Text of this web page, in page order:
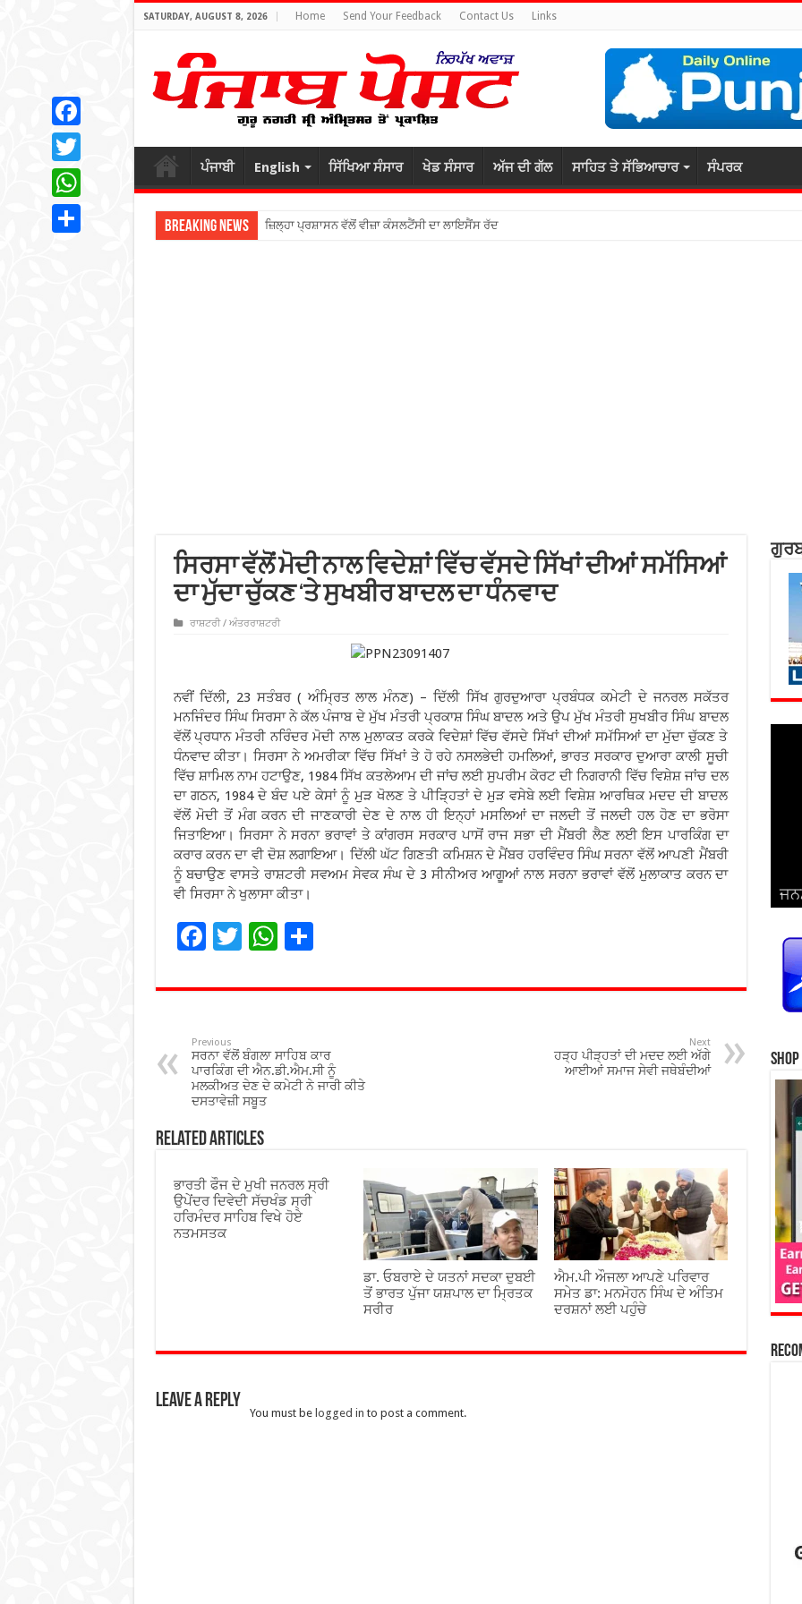
SATURDAY, AUGUST 8, 2026 Home Send Your Feedback Contact Us Links
ਪੰਜਾਬੀ English ਸਿੱਖਿਆ ਸੰਸਾਰ ਖੇਡ ਸੰਸਾਰ ਅੱਜ ਦੀ ਗੱਲ ਸਾਹਿਤ ਤੇ ਸੱਭਿਆਚਾਰ ਸੰਪਰਕ
Breaking News ਜ਼ਿਲ੍ਹਾ ਪ੍ਰਸ਼ਾਸਨ ਵੱਲੋਂ ਵੀਜ਼ਾ ਕੰਸਲਟੈਂਸੀ ਦਾ ਲਾਇਸੈਂਸ ਰੱਦ
ਸਿਰਸਾ ਵੱਲੋਂ ਮੋਦੀ ਨਾਲ ਵਿਦੇਸ਼ਾਂ ਵਿੱਚ ਵੱਸਦੇ ਸਿੱਖਾਂ ਦੀਆਂ ਸਮੱਸਿਆਂ
ਦਾ ਮੁੱਦਾ ਚੁੱਕਣ ‘ਤੇ ਸੁਖਬੀਰ ਬਾਦਲ ਦਾ ਧੰਨਵਾਦ
ਰਾਸ਼ਟਰੀ / ਅੰਤਰਰਾਸ਼ਟਰੀ
ਨਵੀਂ ਦਿੱਲੀ, 23 ਸਤੰਬਰ ( ਅੰਮ੍ਰਿਤ ਲਾਲ ਮੰਨਣ) – ਦਿੱਲੀ ਸਿੱਖ ਗੁਰਦੁਆਰਾ ਪ੍ਰਬੰਧਕ ਕਮੇਟੀ ਦੇ ਜਨਰਲ ਸਕੱਤਰ
ਮਨਜਿੰਦਰ ਸਿੰਘ ਸਿਰਸਾ ਨੇ ਕੱਲ ਪੰਜਾਬ ਦੇ ਮੁੱਖ ਮੰਤਰੀ ਪ੍ਰਕਾਸ਼ ਸਿੰਘ ਬਾਦਲ ਅਤੇ ਉਪ ਮੁੱਖ ਮੰਤਰੀ ਸੁਖਬੀਰ ਸਿੰਘ ਬਾਦਲ
ਵੱਲੋਂ ਪ੍ਰਧਾਨ ਮੰਤਰੀ ਨਰਿੰਦਰ ਮੋਦੀ ਨਾਲ ਮੁਲਾਕਤ ਕਰਕੇ ਵਿਦੇਸ਼ਾਂ ਵਿੱਚ ਵੱਸਦੇ ਸਿੱਖਾਂ ਦੀਆਂ ਸਮੱਸਿਆਂ ਦਾ ਮੁੱਦਾ ਚੁੱਕਣ ਤੇ
ਧੰਨਵਾਦ ਕੀਤਾ। ਸਿਰਸਾ ਨੇ ਅਮਰੀਕਾ ਵਿੱਚ ਸਿੱਖਾਂ ਤੇ ਹੋ ਰਹੇ ਨਸਲਭੇਦੀ ਹਮਲਿਆਂ, ਭਾਰਤ ਸਰਕਾਰ ਦੁਆਰਾ ਕਾਲੀ ਸੂਚੀ
ਵਿੱਚ ਸ਼ਾਮਿਲ ਨਾਮ ਹਟਾਉਣ, 1984 ਸਿੱਖ ਕਤਲੇਆਮ ਦੀ ਜਾਂਚ ਲਈ ਸੁਪਰੀਮ ਕੋਰਟ ਦੀ ਨਿਗਰਾਨੀ ਵਿੱਚ ਵਿਸ਼ੇਸ਼ ਜਾਂਚ ਦਲ
ਦਾ ਗਠਨ, 1984 ਦੇ ਬੰਦ ਪਏ ਕੇਸਾਂ ਨੂੰ ਮੁੜ ਖੋਲਣ ਤੇ ਪੀੜ੍ਹਿਤਾਂ ਦੇ ਮੁੜ ਵਸੇਬੇ ਲਈ ਵਿਸ਼ੇਸ਼ ਆਰਥਿਕ ਮਦਦ ਦੀ ਬਾਦਲ
ਵੱਲੋਂ ਮੋਦੀ ਤੋਂ ਮੰਗ ਕਰਨ ਦੀ ਜਾਣਕਾਰੀ ਦੇਣ ਦੇ ਨਾਲ ਹੀ ਇਨ੍ਹਾਂ ਮਸਲਿਆਂ ਦਾ ਜਲਦੀ ਤੋਂ ਜਲਦੀ ਹਲ ਹੋਣ ਦਾ ਭਰੋਸਾ
ਜਿਤਾਇਆ। ਸਿਰਸਾ ਨੇ ਸਰਨਾ ਭਰਾਵਾਂ ਤੇ ਕਾਂਗਰਸ ਸਰਕਾਰ ਪਾਸੋਂ ਰਾਜ ਸਭਾ ਦੀ ਮੈਂਬਰੀ ਲੈਣ ਲਈ ਇਸ ਪਾਰਕਿੰਗ ਦਾ
ਕਰਾਰ ਕਰਨ ਦਾ ਵੀ ਦੋਸ਼ ਲਗਾਇਆ। ਦਿੱਲੀ ਘੱਟ ਗਿਣਤੀ ਕਮਿਸ਼ਨ ਦੇ ਮੈਂਬਰ ਹਰਵਿੰਦਰ ਸਿੰਘ ਸਰਨਾ ਵੱਲੋਂ ਆਪਣੀ ਮੈਂਬਰੀ
ਨੂੰ ਬਚਾਉਣ ਵਾਸਤੇ ਰਾਸ਼ਟਰੀ ਸਵਅਮ ਸੇਵਕ ਸੰਘ ਦੇ 3 ਸੀਨੀਅਰ ਆਗੂਆਂ ਨਾਲ ਸਰਨਾ ਭਰਾਵਾਂ ਵੱਲੋਂ ਮੁਲਾਕਾਤ ਕਰਨ ਦਾ
ਵੀ ਸਿਰਸਾ ਨੇ ਖੁਲਾਸਾ ਕੀਤਾ।
F
e
o
o
k
T
tt
W
at
p
p
S
ar
Previous
ਸਰਨਾ ਵੱਲੋਂ ਬੰਗਲਾ ਸਾਹਿਬ ਕਾਰ
ਪਾਰਕਿੰਗ ਦੀ ਐਨ.ਡੀ.ਐਮ.ਸੀ ਨੂੰ
ਮਲਕੀਅਤ ਦੇਣ ਦੇ ਕਮੇਟੀ ਨੇ ਜਾਰੀ ਕੀਤੇ
ਦਸਤਾਵੇਜ਼ੀ ਸਬੂਤ
Next
ਹੜ੍ਹ ਪੀੜ੍ਹਤਾਂ ਦੀ ਮਦਦ ਲਈ ਅੱਗੇ
ਆਈਆਂ ਸਮਾਜ ਸੇਵੀ ਜਥੇਬੰਦੀਆਂ
Related Articles
ਭਾਰਤੀ ਫੌਜ ਦੇ ਮੁਖੀ ਜਨਰਲ ਸ੍ਰੀ
ਉਪੇਂਦਰ ਦਿਵੇਦੀ ਸੱਚਖੰਡ ਸ੍ਰੀ
ਹਰਿਮੰਦਰ ਸਾਹਿਬ ਵਿਖੇ ਹੋਏ
ਨਤਮਸਤਕ
ਡਾ. ਓਬਰਾਏ ਦੇ ਯਤਨਾਂ ਸਦਕਾ ਦੁਬਈ
ਤੋਂ ਭਾਰਤ ਪੁੱਜਾ ਯਸ਼ਪਾਲ ਦਾ ਮ੍ਰਿਤਕ
ਸਰੀਰ
ਐਮ.ਪੀ ਔਜਲਾ ਆਪਣੇ ਪਰਿਵਾਰ
ਸਮੇਤ ਡਾ: ਮਨਮੋਹਨ ਸਿੰਘ ਦੇ ਅੰਤਿਮ
ਦਰਸ਼ਨਾਂ ਲਈ ਪਹੁੰਚੇ
Leave a Reply
You must be logged in to post a comment.
Facebook
Twitter
WhatsApp